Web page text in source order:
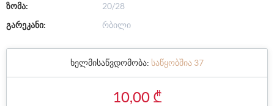
ზომა:
20/28
გარეკანი:
რბილი
ხელმისაწვდომობა: საწყობშია 37
10,00 ₾